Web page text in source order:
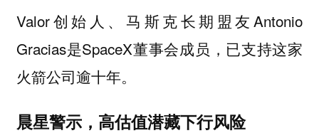
Valor创始人、马斯克长期盟友Antonio
Gracias是SpaceX董事会成员，已支持这家
火箭公司逾十年。
晨星警示，高估值潜藏下行风险